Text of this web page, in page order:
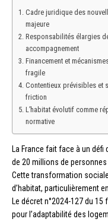
Cadre juridique des
majeure
Responsabilités élargies
accompagnement
Financement et
fragile
Contentieux prévisibles et
friction
L’habitat évolutif comme
normative
La France fait face à un
de 20 millions de personnes
Cette transformation
d’habitat, particulièrement
Le décret n°2024-127 du
pour l’adaptabilité des